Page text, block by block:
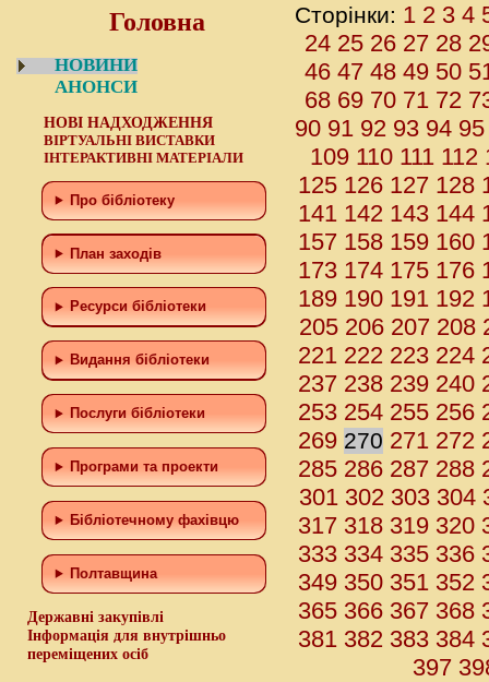
Головна
НОВИНИ
АНОНСИ
НОВІ НАДХОДЖЕННЯ
ВІРТУАЛЬНІ ВИСТАВКИ
ІНТЕРАКТИВНІ МАТЕРІАЛИ
Про бібліотеку
План заходів
Ресурси бібліотеки
Видання бібліотеки
Послуги бібліотеки
Програми та проекти
Бiблiотечному фахiвцю
Полтавщина
Державні закупівлі
Інформація для внутрішньо
переміщених осіб
Сторінки: 1 2 3 4
24 25 26 27 28
46 47 48 49 50
68 69 70 71 72
90 91 92 93 94 95
109 110 111 112
125 126 127 128
141 142 143 144
157 158 159 160
173 174 175 176
189 190 191 192
205 206 207 208
221 222 223 224
237 238 239 240
253 254 255 256
269 270 271 272
285 286 287 288
301 302 303 304
317 318 319 320
333 334 335 336
349 350 351 352
365 366 367 368
381 382 383 384
397